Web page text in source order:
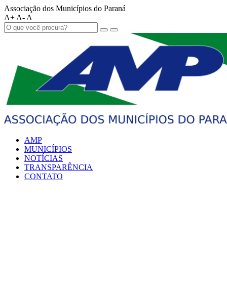
Associação dos Municípios do Paraná
A+ A- A
AMP
MUNICÍPIOS
NOTÍCIAS
TRANSPARÊNCIA
CONTATO